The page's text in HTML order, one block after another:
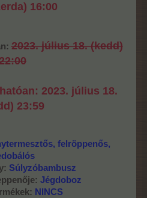
16:00
2023. július 18. (kedd)
2023. július 18.
23:59
felröppenős,
Súlyzóbambusz
Jégdoboz
NINCS